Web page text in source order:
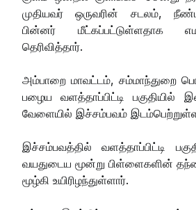
முதியவர் ஒருவரின் சடலம், நீண்ட
பின்னர் மீட்கப்பட்டுள்ளதாக
தெரிவித்தார்.
அம்பாறை மாவட்டம், சம்மாந்துறை
பழைய வளத்தாப்பிட்டி பகுதியில்
வேளையில் இச்சம்பவம்
இச்சம்பவத்தில் வளத்தாப்பிட்டி
வயதுடைய மூன்று பிள்ளைகளின்
மூழ்கி உயிரிழந்துள்ளார்.